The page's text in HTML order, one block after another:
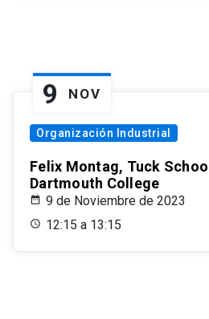
9 NOV
Organización Industrial
Felix Montag, Tuck
Dartmouth College
9 de Noviembre de 2023
12:15 a 13:15